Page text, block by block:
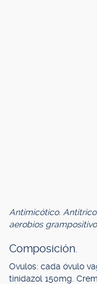
Antimicótico.
aerobios
Composición.
Ovulos: cada óvulo
tinidazol 150mg.